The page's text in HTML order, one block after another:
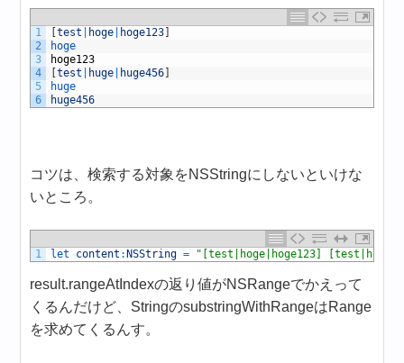
1
2
3
4
5
6
[test hoge hoge123
hoge
hoge123
[test huge huge456
huge
huge456
コツは、検索する対象をNSStringにしないといけな
いところ。
1 let content : NSString = "[test|hoge|hoge123]
result.rangeAtIndexの返り値がNSRangeでかえって
くるんだけど、StringのsubstringWithRangeはRange
を求めてくるんす。